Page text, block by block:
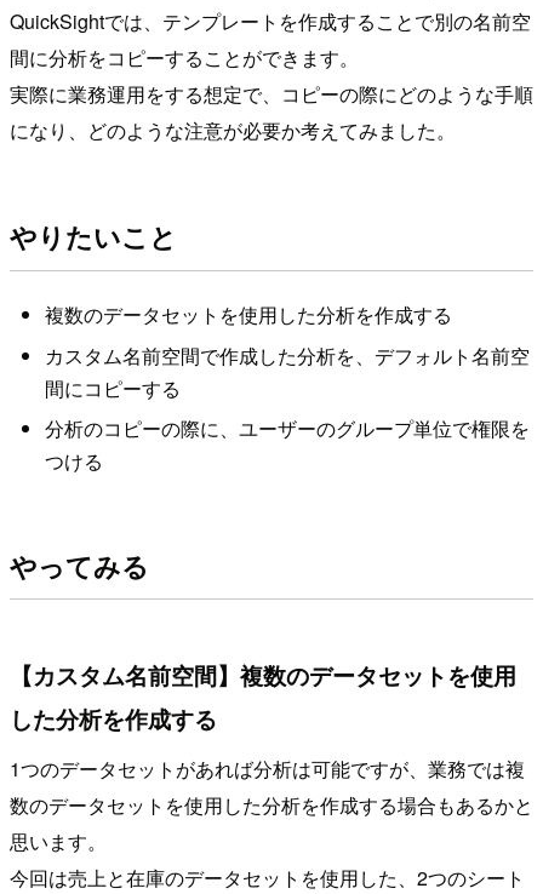
QuickSightでは、テンプレートを作成することで別の名前空
間に分析をコピーすることができます。
実際に業務運用をする想定で、コピーの際にどのような手順
になり、どのような注意が必要か考えてみました。
やりたいこと
複数のデータセットを使用した分析を作成する
カスタム名前空間で作成した分析を、デフォルト名前空
間にコピーする
分析のコピーの際に、ユーザーのグループ単位で権限を
つける
やってみる
【カスタム名前空間】複数のデータセットを使用
した分析を作成する
1つのデータセットがあれば分析は可能ですが、業務では複
数のデータセットを使用した分析を作成する場合もあるかと
思います。
今回は売上と在庫のデータセットを使用した、2つのシート